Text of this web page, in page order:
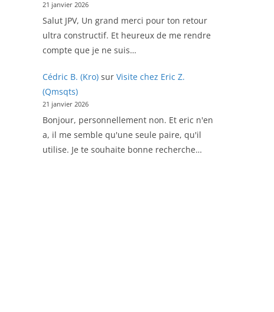
21 janvier 2026
Salut JPV, Un grand merci pour ton retour
ultra constructif. Et heureux de me rendre
compte que je ne suis…
Cédric B. (Kro)sur Visite chez Eric Z.
(Qmsqts)
21 janvier 2026
Bonjour, personnellement non. Et eric n'en
a, il me semble qu'une seule paire, qu'il
utilise. Je te souhaite bonne recherche…